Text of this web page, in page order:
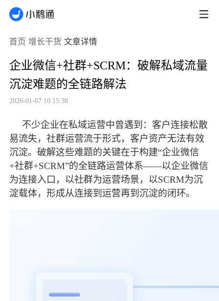
首页 增长干货 文章详情
企业微信+社群+SCRM：破解私域流量
沉淀难题的全链路解法
2026-01-07 10:15:38
不少企业在私域运营中曾遇到：客户连接松散
易流失，社群运营流于形式，客户资产无法有效
沉淀。破解这些难题的关键在于构建“企业微信
+社群+SCRM”的全链路运营体系——以企业微信
为连接入口，以社群为运营场景，以SCRM为沉
淀载体，形成从连接到运营再到沉淀的闭环。